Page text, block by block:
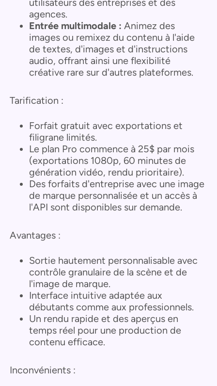
utilisateurs des entreprises et des
agences.
Entrée multimodale : Animez des
images ou remixez du contenu à l'aide
de textes, d'images et d'instructions
audio, offrant ainsi une flexibilité
créative rare sur d'autres plateformes.
Tarification :
Forfait gratuit avec exportations et
filigrane limités.
Le plan Pro commence à 25$ par mois
(exportations 1080p, 60 minutes de
génération vidéo, rendu prioritaire).
Des forfaits d'entreprise avec une image
de marque personnalisée et un accès à
l'API sont disponibles sur demande.
Avantages :
Sortie hautement personnalisable avec
contrôle granulaire de la scène et de
l'image de marque.
Interface intuitive adaptée aux
débutants comme aux professionnels.
Un rendu rapide et des aperçus en
temps réel pour une production de
contenu efficace.
Inconvénients :